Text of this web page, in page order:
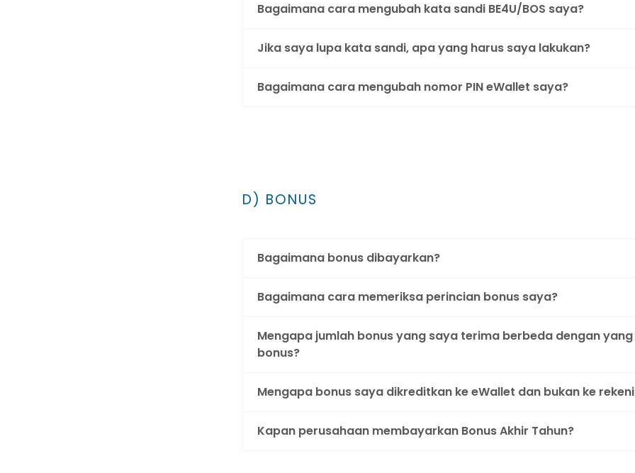
Bagaimana cara mengubah kata sandi BE4U/BOS saya?
Jika saya lupa kata sandi, apa yang harus saya lakukan?
Bagaimana cara mengubah nomor PIN eWallet saya?
D) BONUS
Bagaimana bonus dibayarkan?
Bagaimana cara memeriksa perincian bonus saya?
Mengapa jumlah bonus yang saya terima berbeda dengan
bonus?
Mengapa bonus saya dikreditkan ke eWallet dan bukan ke
Kapan perusahaan membayarkan Bonus Akhir Tahun?